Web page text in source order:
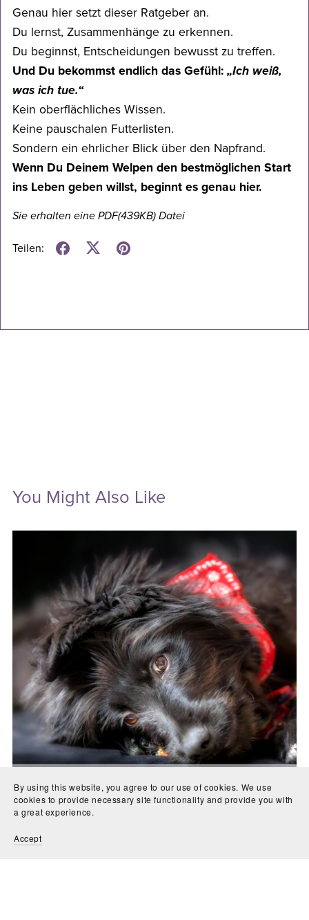
Genau hier setzt dieser Ratgeber an.
Du lernst, Zusammenhänge zu erkennen.
Du beginnst, Entscheidungen bewusst zu treffen.
Und Du bekommst endlich das Gefühl: „Ich weiß,
was ich tue.“
Kein oberflächliches Wissen.
Keine pauschalen Futterlisten.
Sondern ein ehrlicher Blick über den Napfrand.
Wenn Du Deinem Welpen den bestmöglichen Start
ins Leben geben willst, beginnt es genau hier.
Sie erhalten eine PDF(439KB)Datei
Teilen:
You Might Also Like
By using this website, you agree to our use of cookies. We use
cookies to provide necessary site functionality and provide you with
a great experience.
Accept